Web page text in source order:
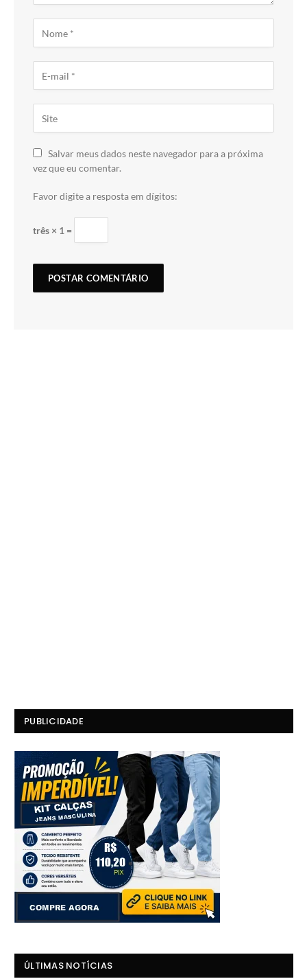
Salvar meus dados neste navegador para a próxima
vez que eu comentar.
Favor digite a resposta em dígitos:
três × 1 =
PUBLICIDADE
ÚLTIMAS NOTÍCIAS